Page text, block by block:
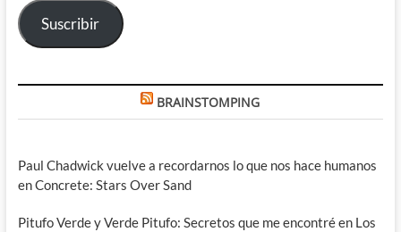
Suscribir
BRAINSTOMPING
Paul Chadwick vuelve a recordarnos lo que nos hace humanos
en Concrete: Stars Over Sand
Pitufo Verde y Verde Pitufo: Secretos que me encontré en Los